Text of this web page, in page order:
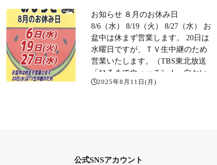
お知らせ ８月のお休み日
8/6（水） 8/19（火） 8/27（水） お
盆中は休まず営業します。 20日は
水曜日ですが、ＴＶ生中継のため
営業いたします。（TBS東北放送
「ひるまでウォッチン！」向かい
にある動物園の生中継ですが、当
2025年8月11日(月)
公式SNSアカウント